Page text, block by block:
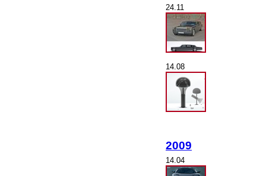
24.11
14.08
2009
14.04